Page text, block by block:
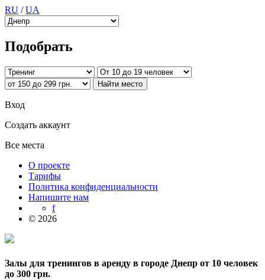
RU /UA
Подобрать
Вход
Создать аккаунт
Все места
О проекте
Тарифы
Политика конфиденциальности
Напишите нам
f
© 2026
Залы для тренингов в аренду в городе Днепр от 10 человек
до 300 грн.